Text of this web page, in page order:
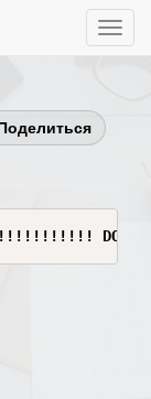
Toggle
DO NOT SHARE